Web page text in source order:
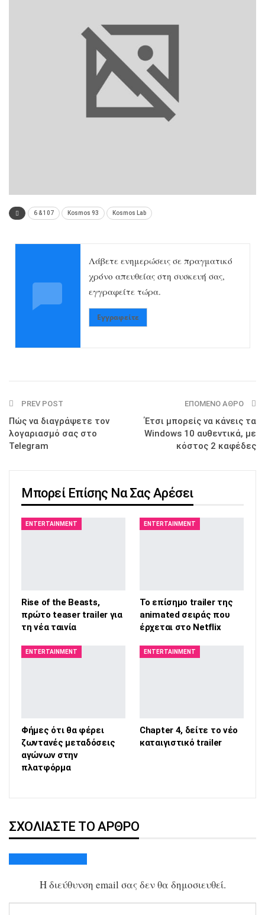
6 & 107 Kosmos 93 Kosmos Lab
Λάβετε ενημερώσεις σε πραγματικό
χρόνο απευθείας στη συσκευή σας,
εγγραφείτε τώρα.
Εγγραφείτε
PREV POST
Πώς να διαγράψετε τον
λογαριασμό σας στο
Telegram
ΕΠΌΜΕΝΟ ΆΘΡΟ
Έτσι μπορείς να κάνεις τα
Windows 10 αυθεντικά, με
κόστος 2 καφέδες
Μπορεί Επίσης Να Σας Αρέσει
ENTERTAINMENT
Rise of the Beasts,
πρώτο teaser trailer για
τη νέα ταινία
ENTERTAINMENT
Το επίσημο trailer της
animated σειράς που
έρχεται στο Netflix
ENTERTAINMENT
Φήμες ότι θα φέρει
ζωντανές μεταδόσεις
αγώνων στην
πλατφόρμα
ENTERTAINMENT
Chapter 4, δείτε το νέο
καταιγιστικό trailer
ΣΧΟΛΙΆΣΤΕ ΤΟ ΆΡΘΡΟ
Η διεύθυνση email σας δεν θα δημοσιευθεί.